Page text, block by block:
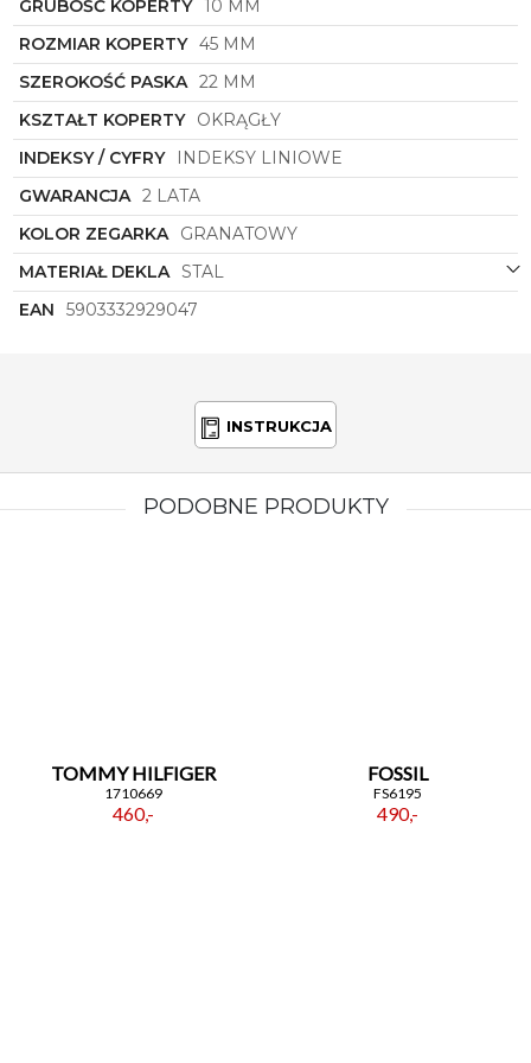
połączenie klasyki z nowoczesnością, które sprawia,
że ten model zegarka stanowi doskonałą
propozycję dla mężczyzn poszukujących
wyjątkowego akcesorium, które będzie równie
eleganckie, co funkcjonalne. Dzięki zegarkowiTorii
z pewnością wyróżnisz się z tłumu i dodasz szyku
każdej swojej stylizacji.
GRUBOŚĆ KOPERTY 10 MM
ROZMIAR KOPERTY 45 MM
SZEROKOŚĆ PASKA 22 MM
KSZTAŁT KOPERTY OKRĄGŁY
INDEKSY / CYFRY
INDEKSY LINIOWE
GWARANCJA 2 LATA
KOLOR ZEGARKA GRANATOWY
MATERIAŁ DEKLA STAL
EAN
5903332929047
INSTRUKCJA
PODOBNE PRODUKTY
TOMMY HILFIGER
1710669
460,-
FOSSIL
FS6195
490,-